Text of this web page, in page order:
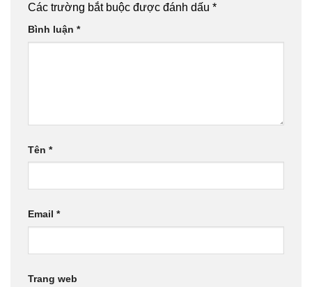
Các trường bắt buộc được đánh dấu *
Bình luận *
Tên *
Email *
Trang web